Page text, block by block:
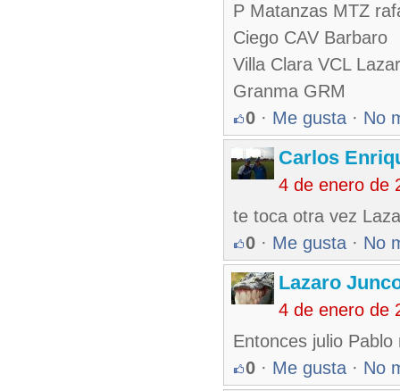
P Matanzas MTZ
Ciego CAV Barbaro
Villa Clara VCL
Granma GRM
0 · Me gusta · No
Carlos
4 de enero de
te toca otra vez
0 · Me gusta · No
Lazaro
4 de enero de
Entonces julio
0 · Me gusta · No